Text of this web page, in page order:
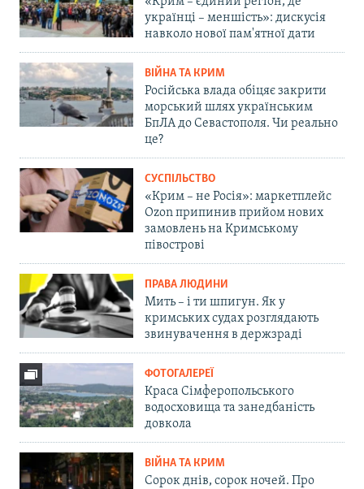
українці – меншість»: дискусія
навколо нової пам'ятної дати
ВІЙНА ТА КРИМ
Російська влада обіцяє закрити
морський шлях українським
БпЛА до Севастополя. Чи реально
це?
СУСПІЛЬСТВО
«Крим – не Росія»: маркетплейс
Ozon припинив прийом нових
замовлень на Кримському
півострові
ПРАВА ЛЮДИНИ
Мить – і ти шпигун. Як у
кримських судах розглядають
звинувачення в держзраді
ФОТОГАЛЕРЕЇ
Краса Сімферопольського
водосховища та занедбаність
довкола
ВІЙНА ТА КРИМ
Сорок днів, сорок ночей. Про